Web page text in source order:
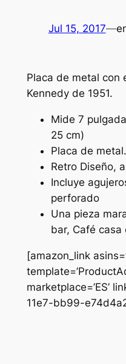
Jul 15, 2017—
Placa de metal con
Kennedy de 1951.
Mide 7
25 cm)
Placa de metal.
Retro Diseño,
Incluye
perforado
Una pieza
bar, Café casa
[amazon_link
marketplace=’ES’
11e7-bb99-